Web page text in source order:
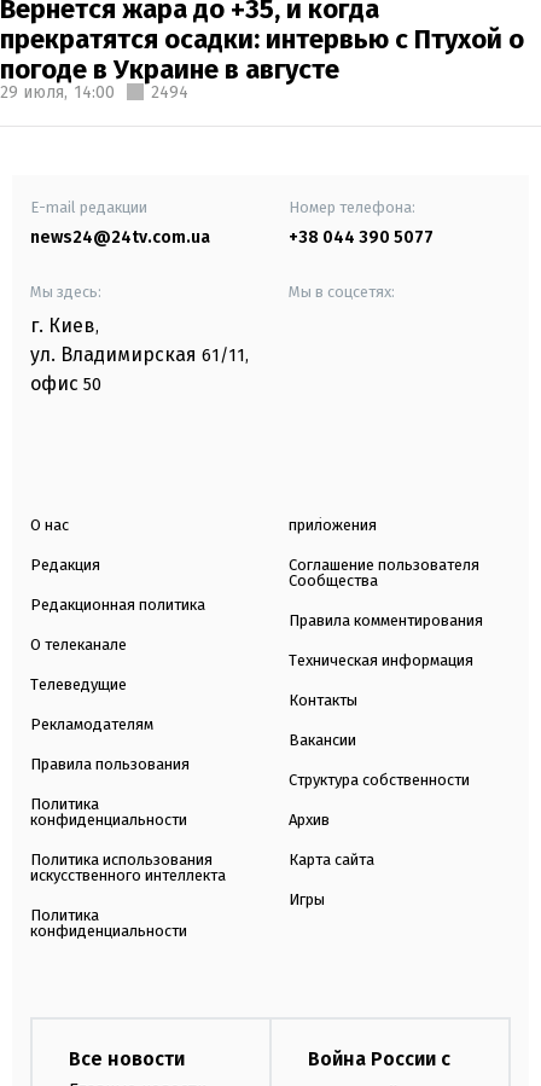
Вернется жара до +35, и когда
прекратятся осадки: интервью с Птухой о
погоде в Украине в августе
29 июля, 14:00 2494
E-mail редакции
news24@24tv.com.ua
Номер телефона:
+38 044 390 5077
Мы здесь:
г. Киев,
ул. Владимирская 61/11,
офис 50
Мы в соцсетях:
О нас
Редакция
Редакционная политика
О телеканале
Телеведущие
Рекламодателям
Правила пользования
Политика
конфиденциальности
Политика использования
искусственного интеллекта
Политика
конфиденциальности
приложения
Соглашение пользователя
Сообщества
Правила комментирования
Техническая информация
Контакты
Вакансии
Структура собственности
Архив
Карта сайта
Игры
Все новости
Война России с